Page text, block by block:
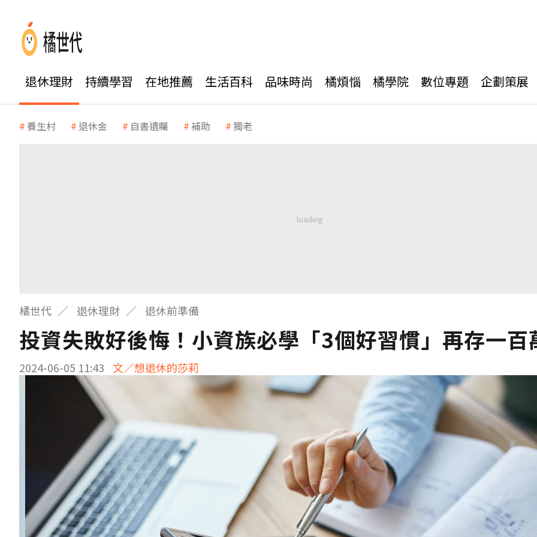
退休理財 持續學習 在地推薦 生活百科 品味時尚 橘煩惱 橘學院 數位專題 企劃策展
養生村 退休金 自書遺囑 補助 獨老
橘世代 退休理財 退休前準備
投資失敗好後悔！小資族必學「3個好習慣」再存一百
2024-06-05 11:43 文／想退休的莎莉